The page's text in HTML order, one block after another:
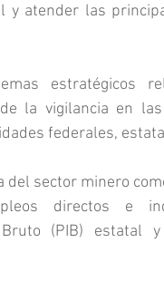
y atender las
estratégicos
la vigilancia en
federales,
sector minero
directos e
(PIB) estatal